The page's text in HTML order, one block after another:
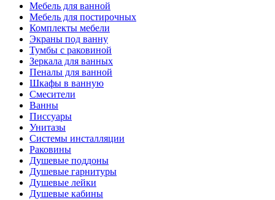
Мебель для ванной
Мебель для постирочных
Комплекты мебели
Экраны под ванну
Тумбы с раковиной
Зеркала для ванных
Пеналы для ванной
Шкафы в ванную
Смесители
Ванны
Писсуары
Унитазы
Системы инсталляции
Раковины
Душевые поддоны
Душевые гарнитуры
Душевые лейки
Душевые кабины